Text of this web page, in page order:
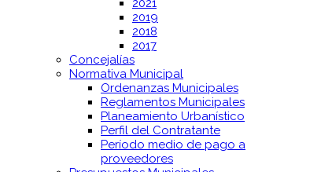
2021
2019
2018
2017
Concejalías
Normativa Municipal
Ordenanzas Municipales
Reglamentos Municipales
Planeamiento Urbanístico
Perfil del Contratante
Período medio de pago a
proveedores